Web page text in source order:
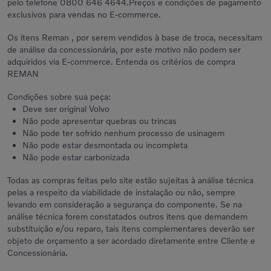
pelo telefone 0800 646 4644.Preços e condições de pagamento
exclusivos para vendas no E-commerce.
Os itens Reman , por serem vendidos à base de troca, necessitam
de análise da concessionária, por este motivo não podem ser
adquiridos via E-commerce. Entenda os critérios de compra
REMAN
Condições sobre sua peça:
Deve ser original Volvo
Não pode apresentar quebras ou trincas
Não pode ter sofrido nenhum processo de usinagem
Não pode estar desmontada ou incompleta
Não pode estar carbonizada
Todas as compras feitas pelo site estão sujeitas à análise técnica
pelas a respeito da viabilidade de instalação ou não, sempre
levando em consideração a segurança do componente. Se na
análise técnica forem constatados outros itens que demandem
substituição e/ou reparo, tais itens complementares deverão ser
objeto de orçamento a ser acordado diretamente entre Cliente e
Concessionária.